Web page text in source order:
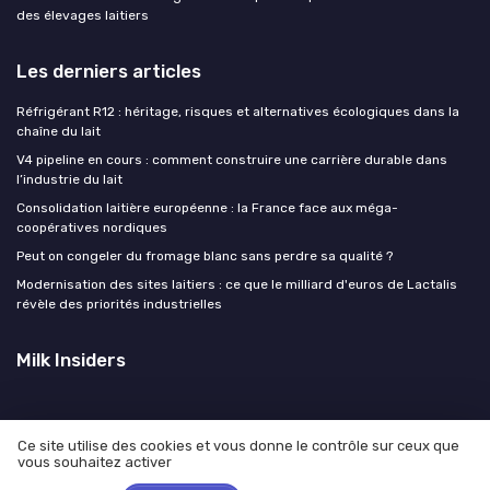
des élevages laitiers
Les derniers articles
Réfrigérant R12 : héritage, risques et alternatives écologiques dans la
chaîne du lait
V4 pipeline en cours : comment construire une carrière durable dans
l’industrie du lait
Consolidation laitière européenne : la France face aux méga-
coopératives nordiques
Peut on congeler du fromage blanc sans perdre sa qualité ?
Modernisation des sites laitiers : ce que le milliard d'euros de Lactalis
révèle des priorités industrielles
Milk Insiders
Mentions légales
Ce site utilise des cookies et vous donne le contrôle sur ceux que
vous souhaitez activer